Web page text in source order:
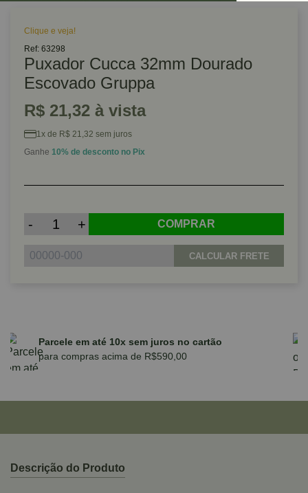
Clique e veja!
Ref: 63298
Puxador Cucca 32mm Dourado
Escovado Gruppa
R$ 21,32 à vista
1x de R$ 21,32 sem juros
Ganhe 10% de desconto no Pix
- + COMPRAR
CALCULAR FRETE
Parcele em até 10x sem juros no cartão
para compras acima de R$590,00
Descrição do Produto